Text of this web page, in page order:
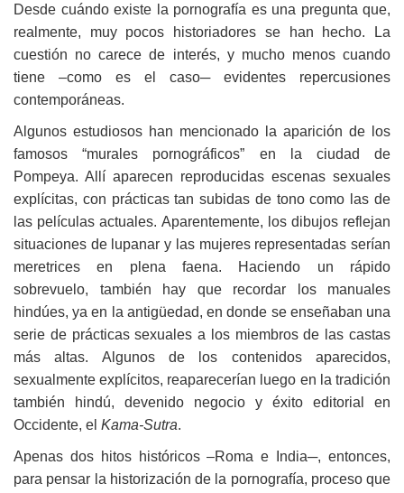
Desde cuándo existe la pornografía es una pregunta que,
realmente, muy pocos historiadores se han hecho. La
cuestión no carece de interés, y mucho menos cuando
tiene –como es el caso─ evidentes repercusiones
contemporáneas.
Algunos estudiosos han mencionado la aparición de los
famosos “murales pornográficos” en la ciudad de
Pompeya. Allí aparecen reproducidas escenas sexuales
explícitas, con prácticas tan subidas de tono como las de
las películas actuales. Aparentemente, los dibujos reflejan
situaciones de lupanar y las mujeres representadas serían
meretrices en plena faena. Haciendo un rápido
sobrevuelo, también hay que recordar los manuales
hindúes, ya en la antigüedad, en donde se enseñaban una
serie de prácticas sexuales a los miembros de las castas
más altas. Algunos de los contenidos aparecidos,
sexualmente explícitos, reaparecerían luego en la tradición
también hindú, devenido negocio y éxito editorial en
Occidente, el Kama-Sutra.
Apenas dos hitos históricos –Roma e India─, entonces,
para pensar la historización de la pornografía, proceso que